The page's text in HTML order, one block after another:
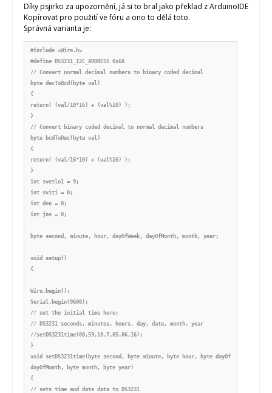
Díky psjirko za upozornění, já si to bral jako překlad z ArduinoIDE
Kopírovat pro použití ve fóru a ono to dělá toto.
Správná varianta je:
#include <Wire.h>
#define DS3231_I2C_ADDRESS 0x68
// Convert normal decimal numbers to binary coded decimal
byte decToBcd(byte val)
{
return( (val/10*16) + (val%10) );
}
// Convert binary coded decimal to normal decimal numbers
byte bcdToDec(byte val)
{
return( (val/16*10) + (val%16) );
}
int svetlo1 = 9;
int sviti = 0;
int den = 0;
int jas = 0;
byte second, minute, hour, dayOfWeek, dayOfMonth, month, year;
void setup()
{
Wire.begin();
Serial.begin(9600);
// set the initial time here:
// DS3231 seconds, minutes, hours, day, date, month, year
//setDS3231time(00,59,18,7,05,06,16);
}
void setDS3231time(byte second, byte minute, byte hour, byte dayOfWeek, byte
dayOfMonth, byte month, byte year)
{
// sets time and date data to DS3231